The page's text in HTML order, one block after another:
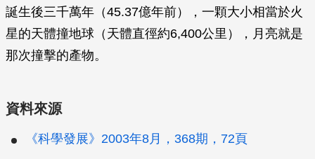
誕生後三千萬年（45.37億年前），一顆大小相當於火
星的天體撞地球（天體直徑約6,400公里），月亮就是
那次撞擊的產物。
資料來源
《科學發展》2003年8月，368期，72頁